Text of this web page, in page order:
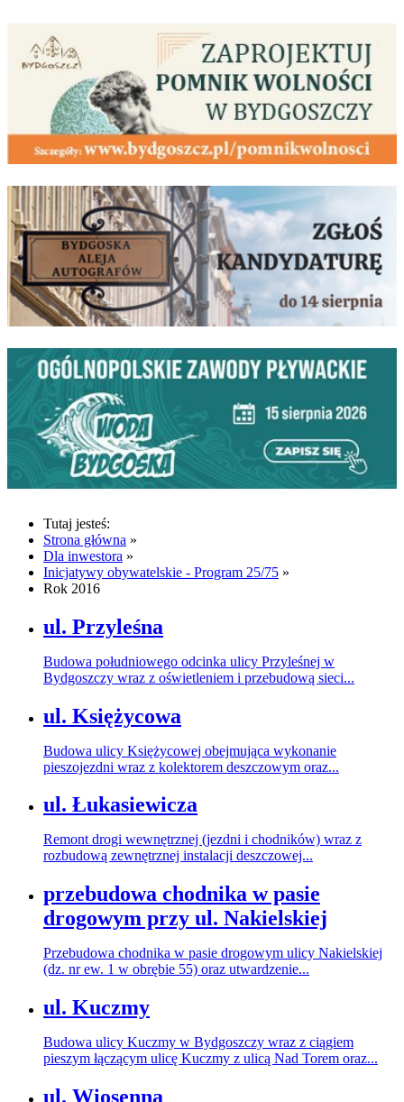
Tutaj jesteś:
Strona główna »
Dla inwestora »
Inicjatywy obywatelskie - Program 25/75 »
Rok 2016
ul. Przyleśna
Budowa południowego odcinka ulicy Przyleśnej w
Bydgoszczy wraz z oświetleniem i przebudową sieci...
ul. Księżycowa
Budowa ulicy Księżycowej obejmująca wykonanie
pieszojezdni wraz z kolektorem deszczowym oraz...
ul. Łukasiewicza
Remont drogi wewnętrznej (jezdni i chodników) wraz z
rozbudową zewnętrznej instalacji deszczowej...
przebudowa chodnika w pasie
drogowym przy ul. Nakielskiej
Przebudowa chodnika w pasie drogowym ulicy Nakielskiej
(dz. nr ew. 1 w obrębie 55) oraz utwardzenie...
ul. Kuczmy
Budowa ulicy Kuczmy w Bydgoszczy wraz z ciągiem
pieszym łączącym ulicę Kuczmy z ulicą Nad Torem oraz...
ul. Wiosenna